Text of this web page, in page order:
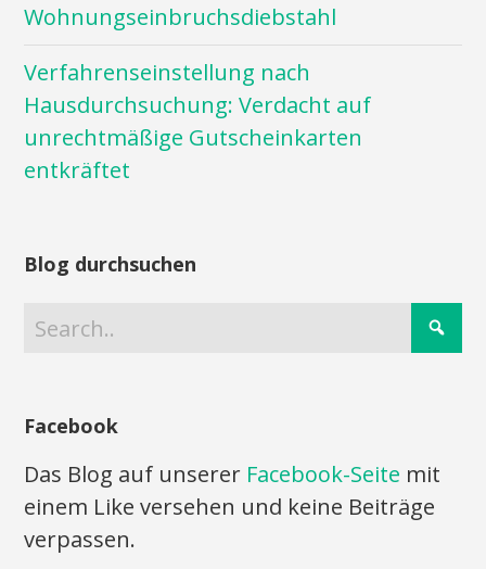
Wohnungseinbruchsdiebstahl
Verfahrenseinstellung nach
Hausdurchsuchung: Verdacht auf
unrechtmäßige Gutscheinkarten
entkräftet
Blog durchsuchen
Facebook
Das Blog auf unserer Facebook-Seite mit
einem Like versehen und keine Beiträge
verpassen.